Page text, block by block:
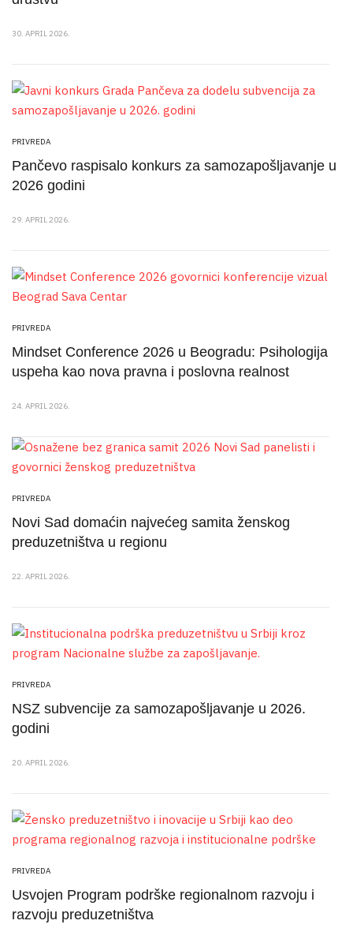
30. APRIL 2026.
PRIVREDA
Pančevo raspisalo konkurs za samozapošljavanje u
2026 godini
29. APRIL 2026.
PRIVREDA
Mindset Conference 2026 u Beogradu: Psihologija
uspeha kao nova pravna i poslovna realnost
24. APRIL 2026.
PRIVREDA
Novi Sad domaćin najvećeg samita ženskog
preduzetništva u regionu
22. APRIL 2026.
PRIVREDA
NSZ subvencije za samozapošljavanje u 2026.
godini
20. APRIL 2026.
PRIVREDA
Usvojen Program podrške regionalnom razvoju i
razvoju preduzetništva